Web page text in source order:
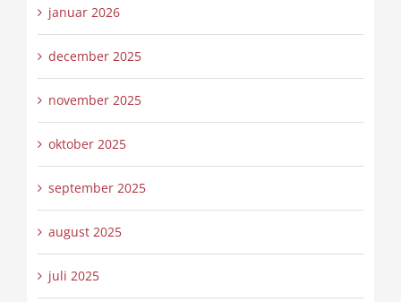
januar 2026
december 2025
november 2025
oktober 2025
september 2025
august 2025
juli 2025